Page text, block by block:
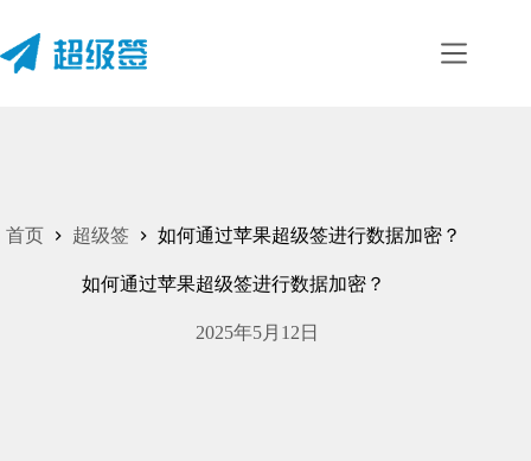
内
首页 超级签 如何通过苹果超级签进行数据加密？
如何通过苹果超级签进行数据加密？
2025年5月12日